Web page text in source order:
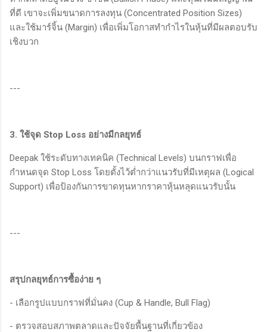
ที่ดี เขาจะเพิ่มขนาดการลงทุน (Concentrated Position Sizes)
และใช้มาร์จิ้น (Margin) เพื่อเพิ่มโอกาสทำกำไรในหุ้นที่มีผลตอบรับ
เชิงบวก
---
3. ใช้จุด Stop Loss อย่างมีกลยุทธ์
Deepak ใช้ระดับทางเทคนิค (Technical Levels) บนกราฟเพื่อ
กำหนดจุด Stop Loss โดยตั้งไว้ต่ำกว่าแนวรับที่มีเหตุผล (Logical
Support) เพื่อป้องกันการขาดทุนหากราคาหุ้นหลุดแนวรับนั้น
---
สรุปกลยุทธ์การซื้อง่าย ๆ
- เลือกรูปแบบกราฟที่มั่นคง (Cup & Handle, Bull Flag)
- ตรวจสอบสภาพตลาดและปัจจัยพื้นฐานที่เกี่ยวข้อง